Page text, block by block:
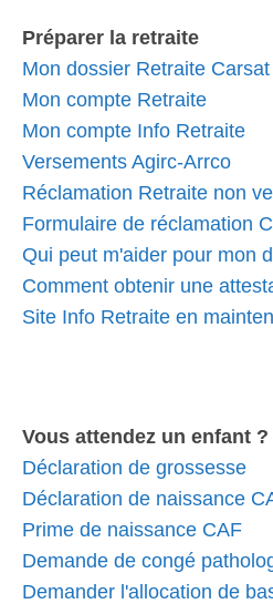
Préparer la retraite
Mon dossier Retraite
Mon compte Retraite
Mon compte Info Retraite
Versements Agirc-Arrco
Réclamation Retraite non
Formulaire de réclamation
Qui peut m'aider pour mon
Comment obtenir une
Site Info Retraite en
Vous attendez un enfant ?
Déclaration de grossesse
Déclaration de naissance
Prime de naissance CAF
Demande de congé
Demander l'allocation de